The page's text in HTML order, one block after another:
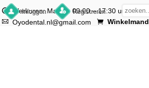
Inloggen Registreren
Werkuren: Ma.–vr. 09:00 – 17:30 uur
Oyodental.nl@gmail.com
Winkelmand